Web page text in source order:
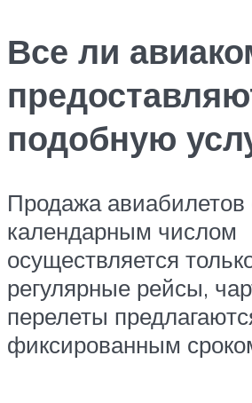
Все ли
подобную
Продажа
календарным числом
осуществляется
регулярные рейсы,
перелеты
фиксированным